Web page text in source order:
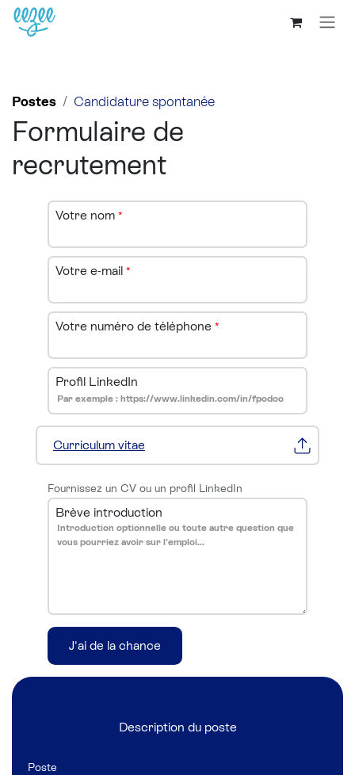
Postes Candidature spontanée
Formulaire de
recrutement
Votre nom *
Votre e-mail *
Votre numéro de téléphone *
Profil LinkedIn
Curriculum vitae
Fournissez un CV ou un profil LinkedIn
Brève introduction
J'ai de la chance
Description du poste
Poste